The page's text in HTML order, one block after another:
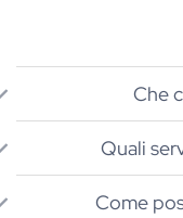
Che
Quali
Come